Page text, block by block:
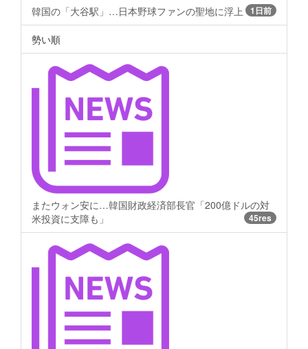
韓国の「大谷駅」…日本野球ファンの聖地に浮上 1日前
勢い順
またウォン安に…韓国財政経済部長官「200億ドルの対
米投資に支障も」
45res